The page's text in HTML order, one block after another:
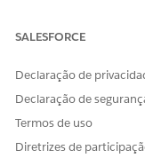
guiado de entrada.
Configurar
automotivo
solicitantes antes
durante o
SALESFORCE
Declaração de
Declaração de
Termos de uso
Diretrizes de